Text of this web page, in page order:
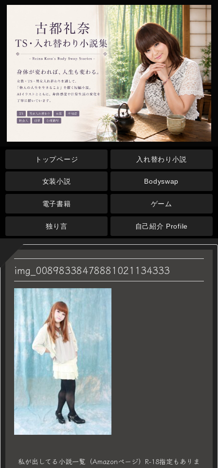
トップページ 入れ替わり小説
女装小説 Bodyswap
電子書籍 ゲーム
独り言 自己紹介 Profile
img_00898338478881021134333
私が出してる小説一覧（Amazonページ）R-18指定もありま